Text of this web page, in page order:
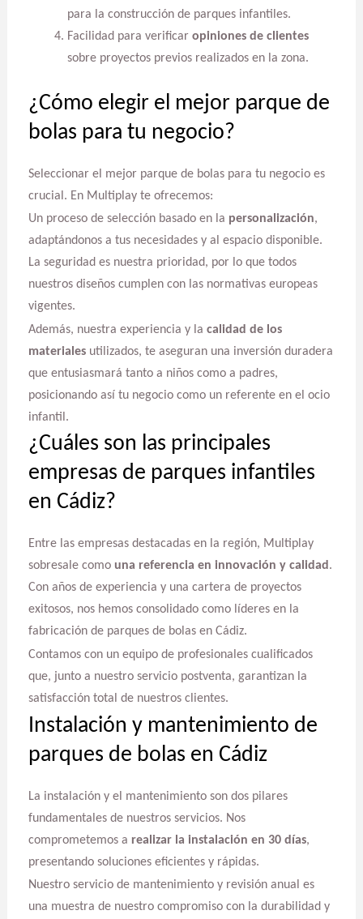
para la construcción de parques infantiles.
Facilidad para verificar opiniones de clientes
sobre proyectos previos realizados en la zona.
¿Cómo elegir el mejor parque de
bolas para tu negocio?
Seleccionar el mejor parque de bolas para tu negocio es
crucial. En Multiplay te ofrecemos:
Un proceso de selección basado en la personalización,
adaptándonos a tus necesidades y al espacio disponible.
La seguridad es nuestra prioridad, por lo que todos
nuestros diseños cumplen con las normativas europeas
vigentes.
Además, nuestra experiencia y la calidad de los
materialesutilizados, te aseguran una inversión duradera
que entusiasmará tanto a niños como a padres,
posicionando así tu negocio como un referente en el ocio
infantil.
¿Cuáles son las principales
empresas de parques infantiles
en Cádiz?
Entre las empresas destacadas en la región, Multiplay
sobresale como una referencia en innovación y calidad.
Con años de experiencia y una cartera de proyectos
exitosos, nos hemos consolidado como líderes en la
fabricación de parques de bolas en Cádiz.
Contamos con un equipo de profesionales cualificados
que, junto a nuestro servicio postventa, garantizan la
satisfacción total de nuestros clientes.
Instalación y mantenimiento de
parques de bolas en Cádiz
La instalación y el mantenimiento son dos pilares
fundamentales de nuestros servicios. Nos
comprometemos a realizar la instalación en 30 días,
presentando soluciones eficientes y rápidas.
Nuestro servicio de mantenimiento y revisión anual es
una muestra de nuestro compromiso con la durabilidad y